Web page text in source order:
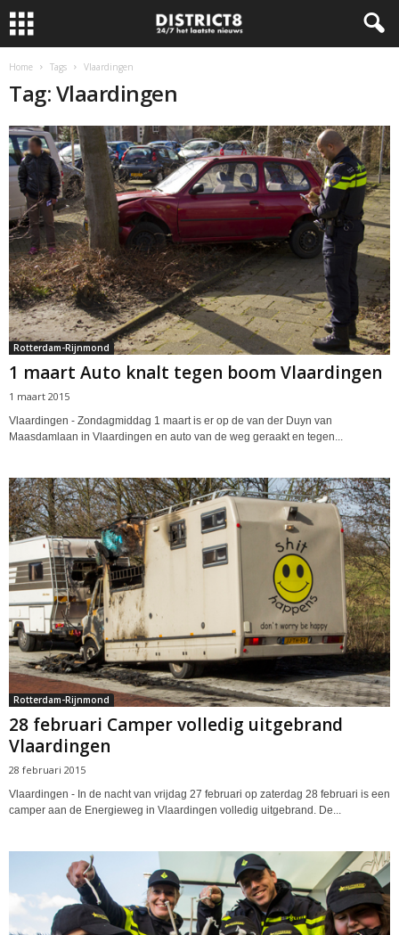
Home Tags Vlaardingen
Tag: Vlaardingen
Rotterdam-Rijnmond
1 maart Auto knalt tegen boom Vlaardingen
1 maart 2015
Vlaardingen - Zondagmiddag 1 maart is er op de van der Duyn van
Maasdamlaan in Vlaardingen en auto van de weg geraakt en tegen...
Rotterdam-Rijnmond
28 februari Camper volledig uitgebrand
Vlaardingen
28 februari 2015
Vlaardingen - In de nacht van vrijdag 27 februari op zaterdag 28 februari is een
camper aan de Energieweg in Vlaardingen volledig uitgebrand. De...